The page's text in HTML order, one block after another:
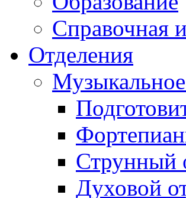
Справочная
Отделения
Струнный
Духовой